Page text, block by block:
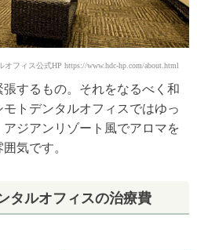
フィス公式HP https://www.hdc-hp.com/about.html
するもの。それをなるべく和
トデンタルオフィスではゆっ
ジアンリゾート風でアロマを
気です。
タルオフィスの治療費